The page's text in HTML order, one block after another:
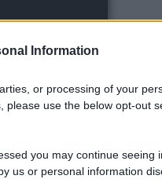
Information
or processing of your
please use the below opt-out
you may continue seeing
us or personal information